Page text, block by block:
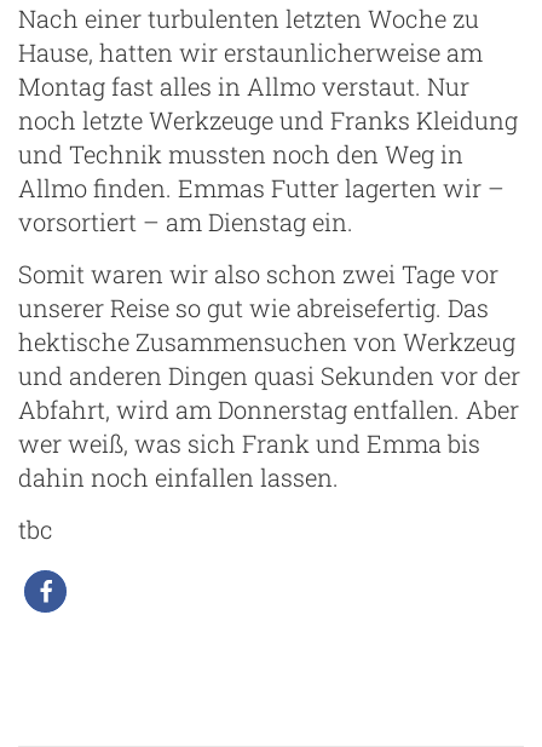
Nach einer turbulenten letzten Woche zu
Hause, hatten wir erstaunlicherweise am
Montag fast alles in Allmo verstaut. Nur
noch letzte Werkzeuge und Franks Kleidung
und Technik mussten noch den Weg in
Allmo finden. Emmas Futter lagerten wir –
vorsortiert – am Dienstag ein.
Somit waren wir also schon zwei Tage vor
unserer Reise so gut wie abreisefertig. Das
hektische Zusammensuchen von Werkzeug
und anderen Dingen quasi Sekunden vor der
Abfahrt, wird am Donnerstag entfallen. Aber
wer weiß, was sich Frank und Emma bis
dahin noch einfallen lassen.
tbc